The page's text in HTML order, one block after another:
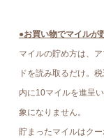
●お買い物でマイルが
マイルの貯め方は、
ドを読み取るだけ。
内に10マイルを進呈
象になりません。
貯まったマイルはクー